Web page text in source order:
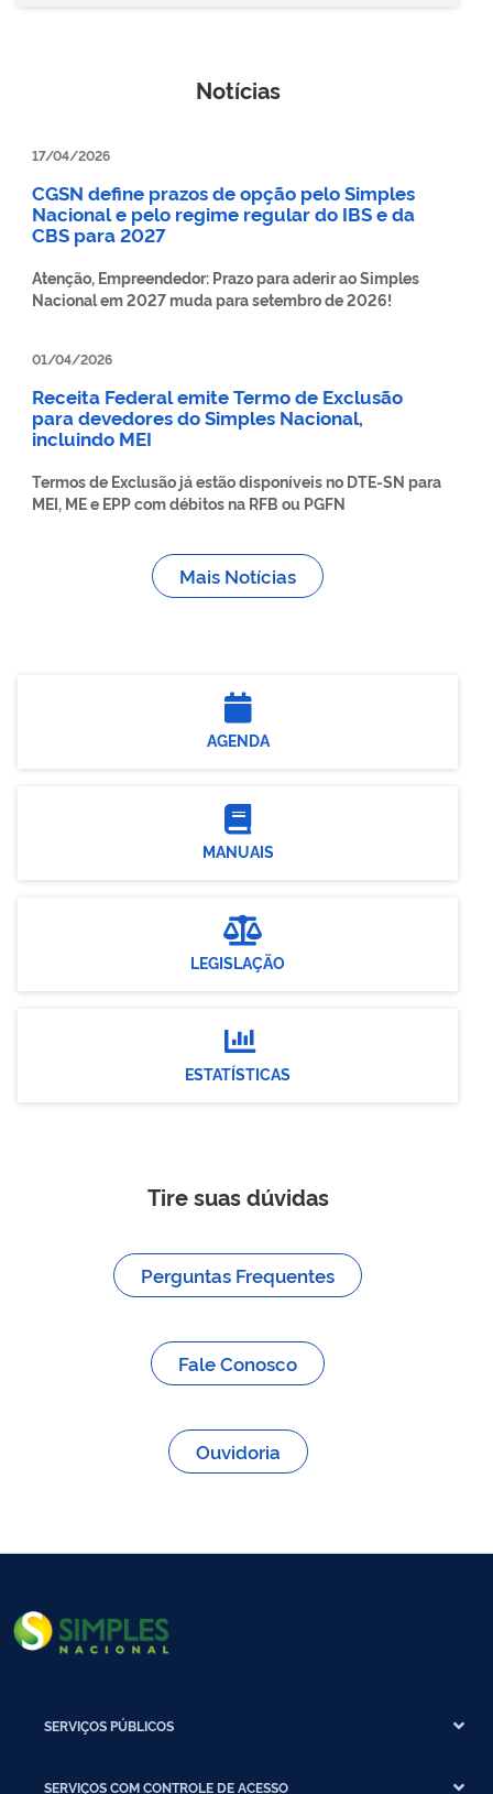
Notícias
17/04/2026
CGSN define prazos de opção pelo Simples
Nacional e pelo regime regular do IBS e da
CBS para 2027
Atenção, Empreendedor: Prazo para aderir ao Simples
Nacional em 2027 muda para setembro de 2026!
01/04/2026
Receita Federal emite Termo de Exclusão
para devedores do Simples Nacional,
incluindo MEI
Termos de Exclusão já estão disponíveis no DTE-SN para
MEI, ME e EPP com débitos na RFB ou PGFN
Mais Notícias
AGENDA
MANUAIS
LEGISLAÇÃO

ESTATÍSTICAS
Tire suas dúvidas
Perguntas Frequentes
Fale Conosco
Ouvidoria
SERVIÇOS PÚBLICOS
SERVIÇOS COM CONTROLE DE ACESSO